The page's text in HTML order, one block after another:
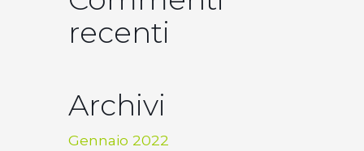
recenti
Archivi
Gennaio 2022